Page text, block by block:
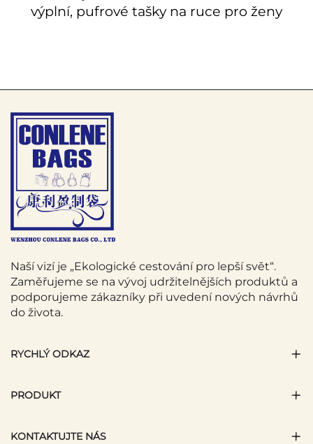
výplní, pufrové tašky na ruce pro ženy
Naší vizí je „Ekologické cestování pro lepší svět“.
Zaměřujeme se na vývoj udržitelnějších produktů a
podporujeme zákazníky při uvedení nových návrhů
do života.
RYCHLÝ ODKAZ
PRODUKT
KONTAKTUJTE NÁS